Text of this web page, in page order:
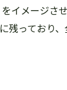
イメージ
っており